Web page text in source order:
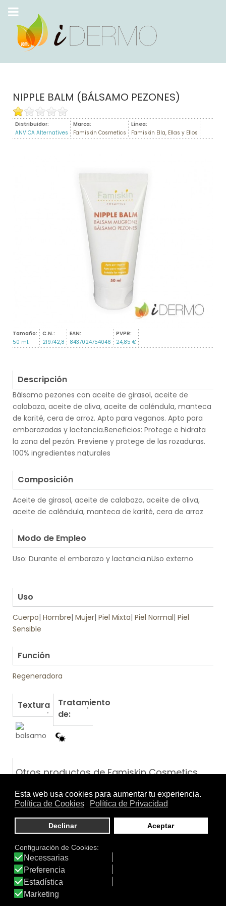
NIPPLE BALM (BÁLSAMO PEZONES)
Distribuidor:
ANVICA Alternatives
Marca:
Famiskin Cosmetics
Línea:
Famiskin Ella, Ellas y Ellos
Tamaño:
50 ml.
C.N.:
219742,8
EAN:
8437024754046
PVPR:
24,85 €
Descripción
Bálsamo pezones con aceite de girasol, aceite de
calabaza, aceite de oliva, aceite de caléndula, manteca
de karité, cera de arroz. Apto para veganos. Apto para
embarazadas y lactancia.Beneficios: Protege e hidrata
la zona del pezón. Previene y protege de las rozaduras.
100% ingredientes naturales
Composición
Aceite de girasol, aceite de calabaza, aceite de oliva,
aceite de caléndula, manteca de karité, cera de arroz
Modo de Empleo
Uso: Durante el embarazo y lactancia.nUso externo
Uso
Cuerpo| Hombre| Mujer| Piel Mixta| Piel Normal| Piel
Sensible
Función
Regeneradora
Textura
Tratamiento
de:
Otros productos de Famiskin Cosmetics
BABY GEL SHAMPOO (GEL…